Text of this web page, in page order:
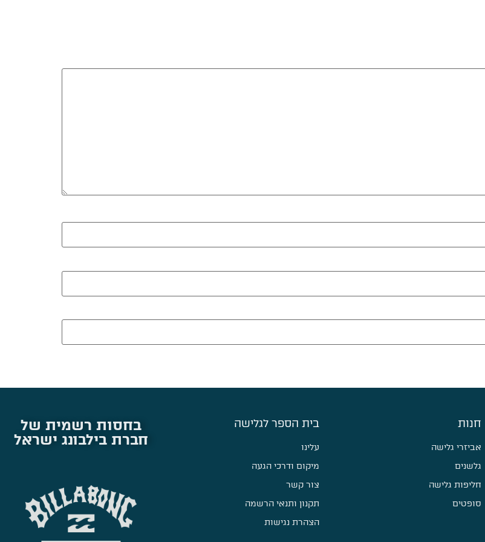
חנות
אביזרי גלישה
גלשנים
חליפות גלישה
סופטים
בית הספר לגלישה
עלינו
מיקום ודרכי הגעה
צור קשר
תקנון ותנאי הרשמה
הצהרת נגישות
בחסות רשמית של
חברת בילבונג ישראל